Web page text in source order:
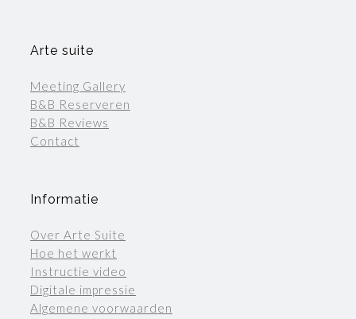
Arte suite
Meeting Gallery
B&B Reserveren
B&B Reviews
Contact
Informatie
Over Arte Suite
Hoe het werkt
Instructie video
Digitale impressie
Algemene voorwaarden